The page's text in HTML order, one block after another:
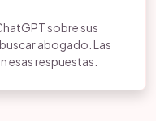
sobre sus
abogado. Las
esas respuestas.